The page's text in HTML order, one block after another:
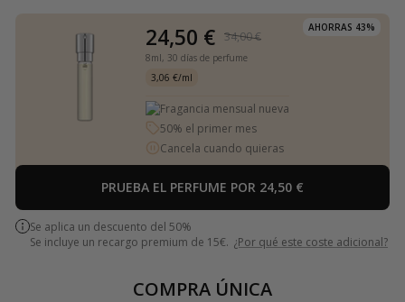
AHORRAS 43%
24,50 € 34,00 €
8ml, 30 días de perfume
3,06 €/ml
Fragancia mensual nueva
50% el primer mes
Cancela cuando quieras
PRUEBA EL PERFUME POR 24,50 €
Se aplica un descuento del 50%
Se incluye un recargo premium de 15€. ¿Por qué este coste adicional?
COMPRA ÚNICA